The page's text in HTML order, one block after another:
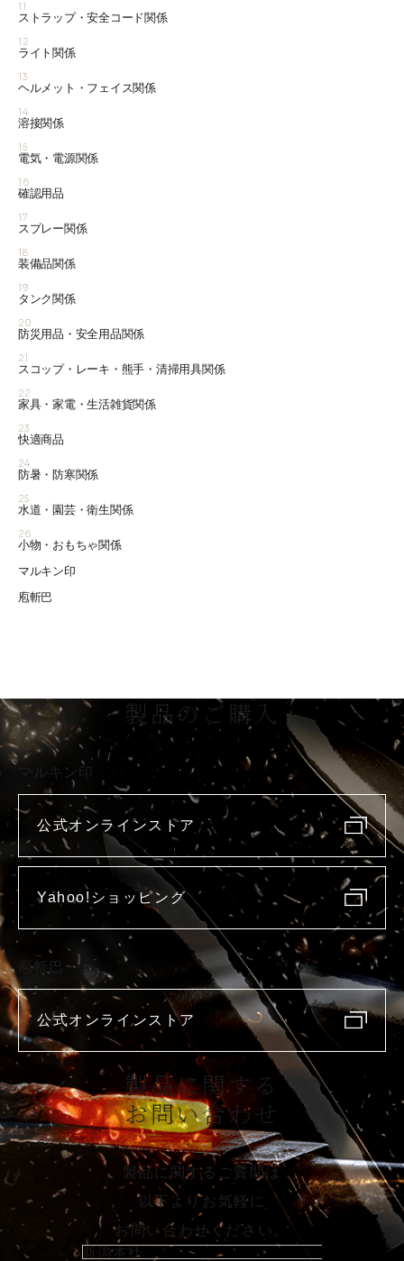
11
ストラップ・安全コード関係
12
ライト関係
13
ヘルメット・フェイス関係
14
溶接関係
15
電気・電源関係
16
確認用品
17
スプレー関係
18
装備品関係
19
タンク関係
20
防災用品・安全用品関係
21
スコップ・レーキ・熊手・清掃用具関係
22
家具・家電・生活雑貨関係
23
快適商品
24
防暑・防寒関係
25
水道・園芸・衛生関係
26
小物・おもちゃ関係
マルキン印
庖斬巴
製品のご購入
マルキン印
公式オンラインストア
Yahoo!ショッピング
庖斬巴
公式オンラインストア
製品に関する
お問い合わせ
製品に関するご質問は
以下よりお気軽に
お問い合わせください。
新潟本社